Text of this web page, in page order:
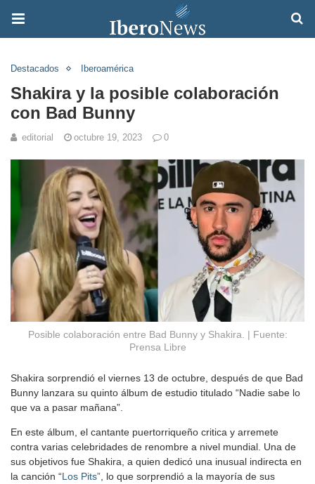
Destacados Iberoamérica
Shakira y la posible colaboración
con Bad Bunny
editorial octubre 19, 2023 0
Posible colaboración entre Bad Bunny y Shakira. | Fuente:
Prensa Libre
Shakira sorprendió el viernes 13 de octubre, después de que Bad
Bunny lanzara su quinto álbum de estudio titulado “Nadie sabe lo
que va a pasar mañana”.
En este álbum, el cantante puertorriqueño critica y arremete
contra varias celebridades de renombre a nivel mundial. Una de
sus objetivos fue Shakira, a quien dedicó una inusual indirecta en
la canción “Los Pits” , lo que sorprendió a la mayoría de sus